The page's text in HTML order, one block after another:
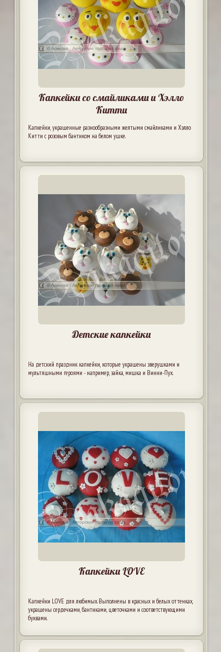
Капкейки со смайликами и Хэлло
Китти
Капкейки, украшенные разнообразными желтыми смайликами и Хэлло
Китти с розовым бантиком на белом ушке.
Детские капкейки
На детский праздник капкейки, которые украшены зверушками и
мультяшными героями - например, зайка, мишка и Винни-Пух.
Капкейки LOVE
Капкейки LOVE для любимых. Выполнены в красных и белых оттенках,
украшены сердечками, бантиками, цветочками и соответствующими
буквами.